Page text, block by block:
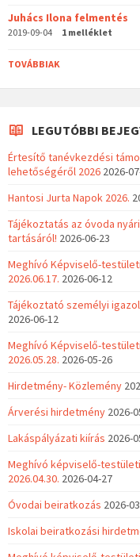
Juhács Ilona felmentés
2019-09-04 1 melléklet
TOVÁBBIAK
LEGUTÓBBI
Értesítő tanévkezdési
lehetőségéről 2026 2026-
Hantosi Jurta Napok 2026.
Tájékoztatás az óvoda
tartásáról! 2026-06-23
Meghívó Képviselő-
2026.06.17. 2026-06-12
Tájékoztató személyi
2026-06-12
Meghívó Képviselő-
2026.05.28. 2026-05-26
Hirdetmény- Közlemény
Árverési hirdetmény 2026-
Lakáspályázati kiírás 2026-
Meghívó képviselő-
2026.04.30. 2026-04-27
Óvodai beiratkozás 2026-
Iskolai beiratkozási